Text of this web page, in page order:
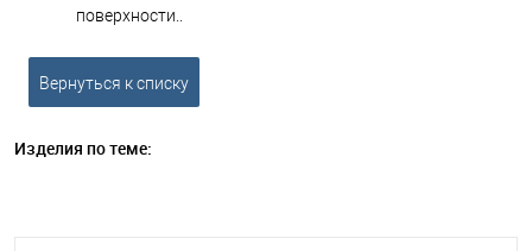
поверхности..
Вернуться к списку
Изделия по теме: